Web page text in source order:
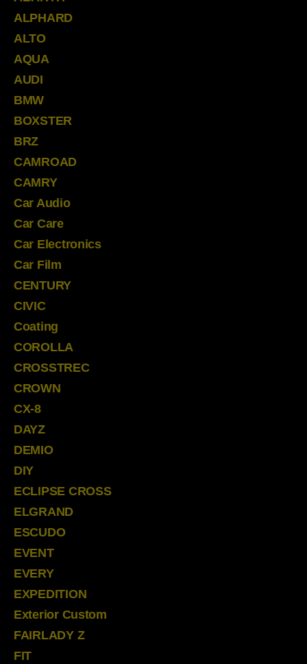
ALPHARD
ALTO
AQUA
AUDI
BMW
BOXSTER
BRZ
CAMROAD
CAMRY
Car Audio
Car Care
Car Electronics
Car Film
CENTURY
CIVIC
Coating
COROLLA
CROSSTREC
CROWN
CX-8
DAYZ
DEMIO
DIY
ECLIPSE CROSS
ELGRAND
ESCUDO
EVENT
EVERY
EXPEDITION
Exterior Custom
FAIRLADY Z
FIT